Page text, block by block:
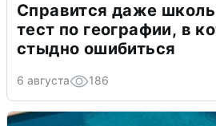
Справится даже
тест по географии, в
стыдно ошибиться
6 августа 186